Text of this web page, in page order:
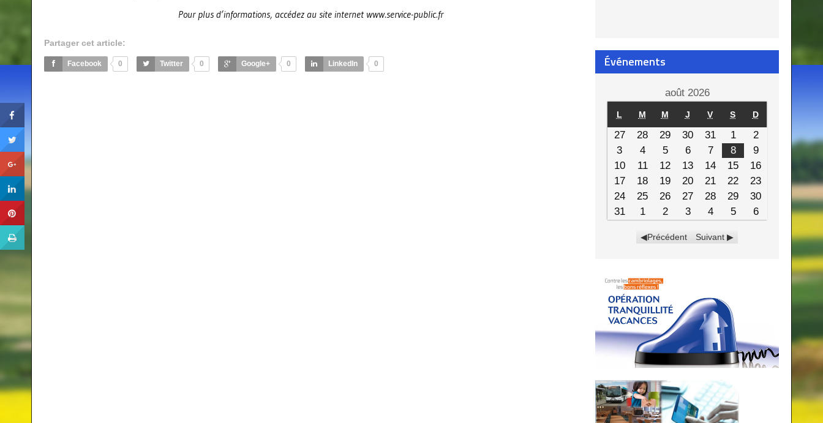
Pour plus d’informations, accédez au site internet www.service-public.fr
Partager cet article:
Facebook 0 Twitter 0 Google+ 0 LinkedIn 0 Événements
août 2026
L M M J V S D
27 28 29 30 31 1
2
3
4 5 6 7 8
9
10
11 12 13 14 15
16
17
18 19 20 21 22
23
24
25 26 27 28 29
30
31
1 2 3 4 5 6
Précédent Suivant